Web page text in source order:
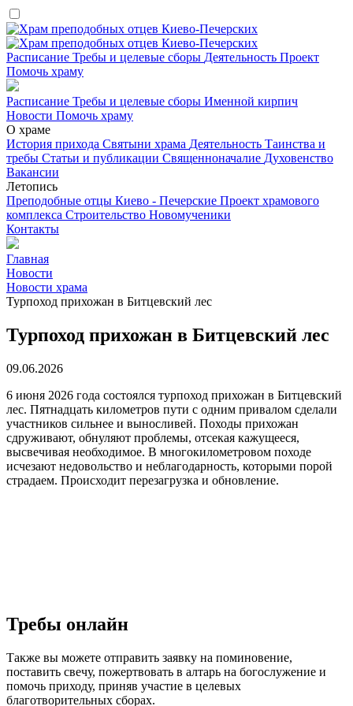
Расписание Требы и целевые сборы Деятельность Проект
Помочь храму
Расписание Требы и целевые сборы Именной кирпич
Новости Помочь храму
О храме
История прихода Святыни храма Деятельность Таинства и
требы Статьи и публикации Священноначалие Духовенство
Вакансии
Летопись
Преподобные отцы Киево - Печерские Проект храмового
комплекса Строительство Новомученики
Контакты
Главная
Новости
Новости храма
Турпоход прихожан в Битцевский лес
Турпоход прихожан в Битцевский лес
09.06.2026
6 июня 2026 года состоялся турпоход прихожан в Битцевский
лес. Пятнадцать километров пути с одним привалом сделали
участников сильнее и выносливей. Походы прихожан
сдруживают, обнуляют проблемы, отсекая кажущееся,
высвечивая необходимое. В многокилометровом походе
исчезают недовольство и неблагодарность, которыми порой
страдаем. Происходит перезагрузка и обновление.
Требы онлайн
Также вы можете отправить заявку на поминовение,
поставить свечу, пожертвовать в алтарь на богослужение и
помочь приходу, приняв участие в целевых
благотворительных сборах.